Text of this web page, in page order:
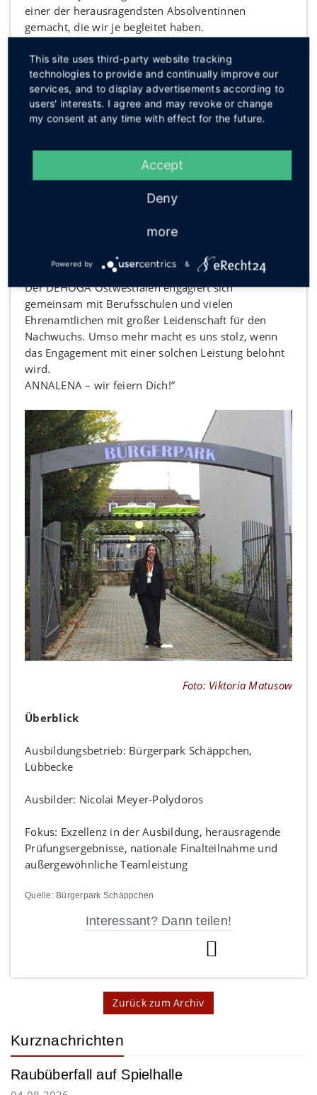
einer der herausragendsten Absolventinnen
gemacht, die wir je begleitet haben.
Engagement, ihr Teamplay und die konsequente
Verfolgung exzellenter Standards. Sie setzt neue
Maßstäbe für unsere Branche – und inspiriert
hoffentlich weiterhin viele Nachwuchskräfte, und
gestandene des Berufes ebenfalls Großartiges zu
Auch der DEHOGA Ostwestfalen zeigt sich
Wir sind extrem stolz auf Euch.
Unser Dank gilt den Ausbildungsbetrieben,
Berufsschulen und dem unermüdlichen Trainerteam.
Der DEHOGA Ostwestfalen engagiert sich
gemeinsam mit Berufsschulen und vielen
Ehrenamtlichen mit großer Leidenschaft für den
Nachwuchs. Umso mehr macht es uns stolz, wenn
das Engagement mit einer solchen Leistung belohnt
wird.
ANNALENA – wir feiern Dich!”
Foto: Viktoria Matusow
Überblick
Ausbildungsbetrieb: Bürgerpark Schäppchen,
Lübbecke
Ausbilder: Nicolai Meyer-Polydoros
Fokus: Exzellenz in der Ausbildung, herausragende
Prüfungsergebnisse, nationale Finalteilnahme und
außergewöhnliche Teamleistung
Quelle: Bürgerpark Schäppchen
Interessant? Dann teilen!
Zurück zum Archiv
Kurznachrichten
Raubüberfall auf Spielhalle
This site uses third-party website tracking
technologies to provide and continually improve our
services, and to display advertisements according to
users' interests. I agree and may revoke or change
my consent at any time with effect for the future.
Accept
Deny
more
Powered by &